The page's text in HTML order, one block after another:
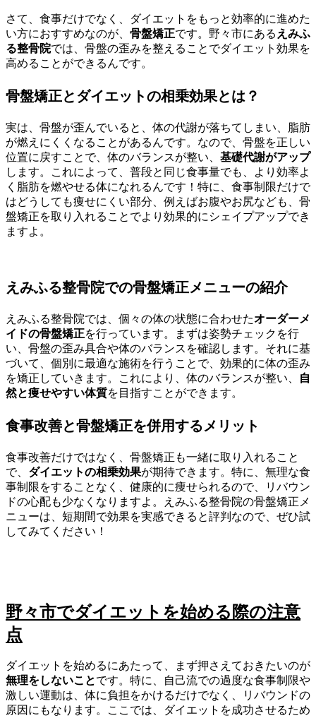
さて、食事だけでなく、ダイエットをもっと効率的に進めた
い方におすすめなのが、 骨盤矯正です。野々市にある えみふ
る整骨院では、骨盤の歪みを整えることでダイエット効果を
高めることができるんです。
骨盤矯正とダイエットの相乗効果とは？
実は、骨盤が歪んでいると、体の代謝が落ちてしまい、脂肪
が燃えにくくなることがあるんです。なので、骨盤を正しい
位置に戻すことで、体のバランスが整い、 基礎代謝がアップ
します。これによって、普段と同じ食事量でも、より効率よ
く脂肪を燃やせる体になれるんです！特に、食事制限だけで
はどうしても痩せにくい部分、例えばお腹やお尻なども、骨
盤矯正を取り入れることでより効果的にシェイプアップでき
ますよ。
えみふる整骨院での骨盤矯正メニューの紹介
えみふる整骨院では、個々の体の状態に合わせたオーダーメ
イドの骨盤矯正を行っています。まずは姿勢チェックを行
い、骨盤の歪み具合や体のバランスを確認します。それに基
づいて、個別に最適な施術を行うことで、効果的に体の歪み
を矯正していきます。これにより、体のバランスが整い、
自
然と痩せやすい体質を目指すことができます。
食事改善と骨盤矯正を併用するメリット
食事改善だけではなく、骨盤矯正も一緒に取り入れること
で、 ダイエットの相乗効果が期待できます。特に、無理な食
事制限をすることなく、健康的に痩せられるので、リバウン
ドの心配も少なくなりますよ。えみふる整骨院の骨盤矯正メ
ニューは、短期間で効果を実感できると評判なので、ぜひ試
してみてください！
野々市でダイエットを始める際の注意
点
ダイエットを始めるにあたって、まず押さえておきたいのが
無理をしないことです。特に、自己流での過度な食事制限や
激しい運動は、体に負担をかけるだけでなく、リバウンドの
原因にもなります。ここでは、ダイエットを成功させるため